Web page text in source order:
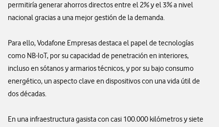
permitiría generar ahorros directos entre el 2% y el 3% a nivel
nacional gracias a una mejor gestión de la demanda.
Para ello, Vodafone Empresas destaca el papel de tecnologías
como NB-IoT, por su capacidad de penetración en interiores,
incluso en sótanos y armarios técnicos, y por su bajo consumo
energético, un aspecto clave en dispositivos con una vida útil de
dos décadas.
En una infraestructura gasista con casi 100.000 kilómetros y siete